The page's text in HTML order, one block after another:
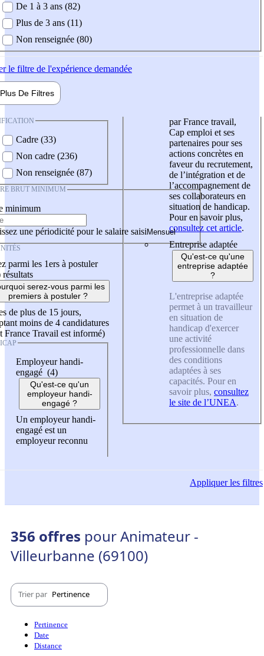
De 1 à 3 ans (82)
Plus de 3 ans (11)
Non renseignée (80)
le filtre de l'expérience demandée
Plus De Filtres
Cadre (33)
Non cadre (236)
Non renseignée (87)
BRUT MINIMUM
minimum
une périodicité pour le salaire saisi
parmi les 1ers à postuler
résultats
serez-vous parmi les
premiers à postuler ?
de plus de 15 jours,
moins de 4 candidatures
France Travail est informé)
Employeur handi-
engagé (4)
Qu'est-ce qu'un
employeur handi-
engagé ?
Un employeur handi-
engagé est un
employeur reconnu
par France travail,
Cap emploi et ses
partenaires pour ses
actions concrètes en
faveur du recrutement,
de l’intégration et de
l’accompagnement de
ses collaborateurs en
situation de handicap.
Pour en savoir plus,
consultez cet article.
Entreprise adaptée
Qu'est-ce qu'une
entreprise adaptée
?
L'entreprise adaptée
permet à un travailleur
en situation de
handicap d'exercer
une activité
professionnelle dans
des conditions
adaptées à ses
capacités. Pour en
savoir plus, consultez
le site de l’UNEA.
Appliquerles filtres
356 offres pour Animateur -
Villeurbanne (69100)
Trier par Pertinence
Pertinence
Date
Distance